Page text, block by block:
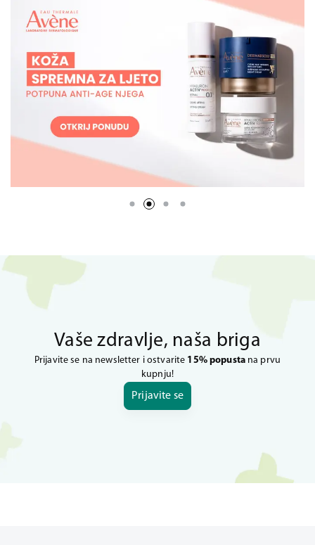
Vaše zdravlje, naša briga
Prijavite se na newsletter i ostvarite 15% popustana prvu
kupnju!
Prijavite se